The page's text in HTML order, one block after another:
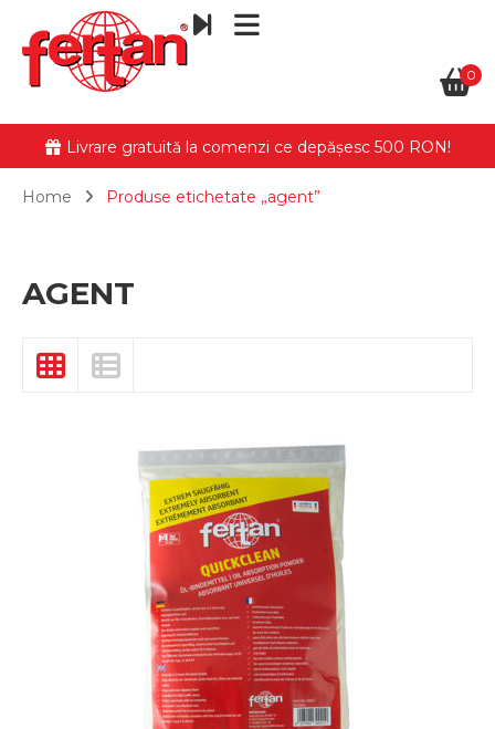
0
Livrare gratuită la comenzi ce depășesc 500 RON!
Home Produse etichetate „agent”
AGENT